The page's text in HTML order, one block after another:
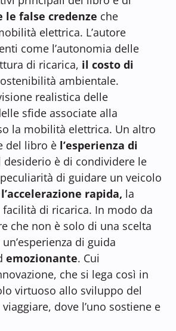
le false credenze che
elettrica. L’autore
come l’autonomia delle
di ricarica, il costo di
ambientale.
realistica delle
sfide associate alla
la mobilità elettrica. Un altro
del libro è l’esperienza di
desiderio è di condividere le
di guidare un veicolo
l’accelerazione rapida, la
di ricarica. In modo da
che non è solo di una scelta
di guida
emozionante. Cui
che si lega così in
virtuoso allo sviluppo del
dove l’uno sostiene e